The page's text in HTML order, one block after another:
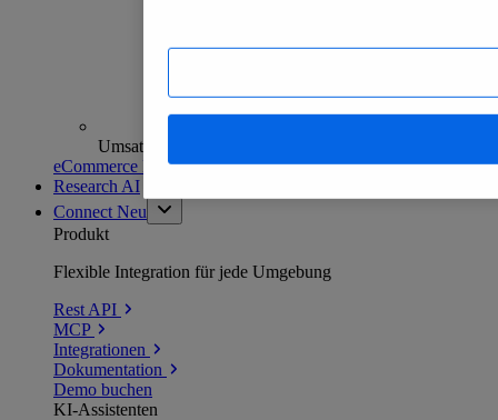
Umsatzanalysen und -prognosen
eCommerce Insights entdecken
Research AI
Connect Neu
Produkt
Flexible Integration für jede Umgebung
Rest API
MCP
Integrationen
Dokumentation
Demo buchen
KI-Assistenten